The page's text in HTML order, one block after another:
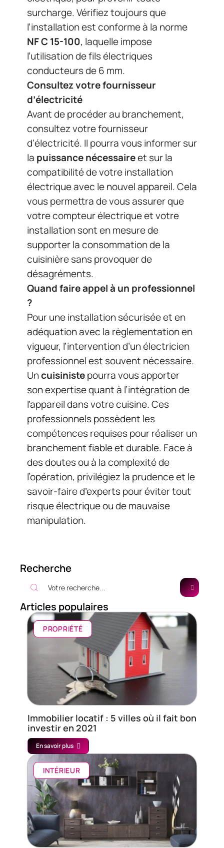
surcharge. Vérifiez toujours que
l’installation est conforme à la norme
NF C 15-100, laquelle impose
l’utilisation de fils électriques
conducteurs de 6 mm.
Consultez votre fournisseur
d’électricité
Avant de procéder au branchement,
consultez votre fournisseur
d’électricité. Il pourra vous informer sur
la puissance nécessaireet sur la
compatibilité de votre installation
électrique avec le nouvel appareil. Cela
vous permettra de vous assurer que
votre compteur électrique et votre
installation sont en mesure de
supporter la consommation de la
cuisinière sans provoquer de
désagréments.
Quand faire appel à un professionnel
?
Pour une installation sécurisée et en
adéquation avec la règlementation en
vigueur, l’intervention d’un électricien
professionnel est souvent nécessaire.
Uncuisinistepourra vous apporter
son expertise quant à l’intégration de
l’appareil dans votre cuisine. Ces
professionnels possèdent les
compétences requises pour réaliser un
branchement fiable et durable. Face à
des doutes ou à la complexité de
l’opération, privilégiez la prudence et le
savoir-faire d’experts pour éviter tout
risque électrique ou de mauvaise
manipulation.
Recherche
Articles populaires
PROPRIÉTÉ
Immobilier locatif : 5 villes où il fait bon
investir en 2021
En savoir plus
INTÉRIEUR